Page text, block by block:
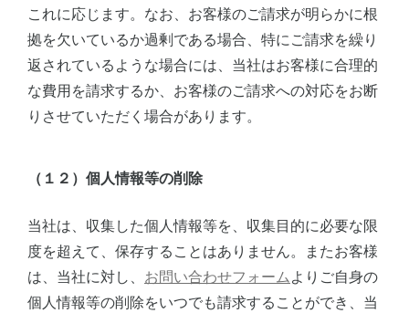
これに応じます。なお、お客様のご請求が明らかに根
拠を欠いているか過剰である場合、特にご請求を繰り
返されているような場合には、当社はお客様に合理的
な費用を請求するか、お客様のご請求への対応をお断
りさせていただく場合があります。
（１２）個人情報等の削除
当社は、収集した個人情報等を、収集目的に必要な限
度を超えて、保存することはありません。またお客様
は、当社に対し、 お問い合わせフォームよりご自身の
個人情報等の削除をいつでも請求することができ、当